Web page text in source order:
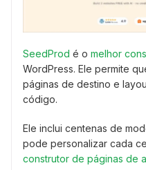
SeedProd é o melhor
WordPress. Ele permite
páginas de destino e
código.
Ele inclui centenas de
pode personalizar cada
construtor de páginas de